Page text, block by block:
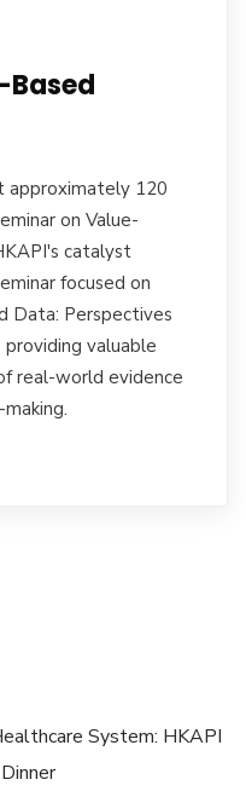
Based
approximately 120
on Value-
catalyst
focused on
Data: Perspectives
valuable
real-world evidence
System: HKAPI